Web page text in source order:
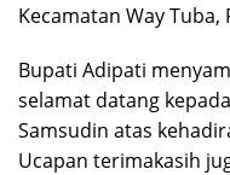
Kecamatan Way Tuba,
Bupati Adipati
selamat datang
Samsudin atas
Ucapan terimakasih